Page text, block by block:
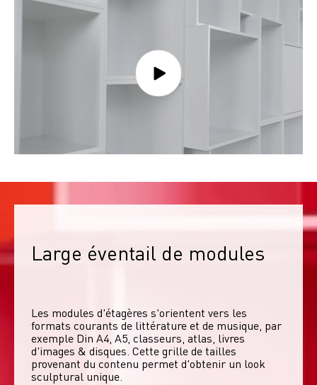
Large éventail de modules
Les modules d'étagères s'orientent vers les
formats courants de littérature et de musique, par
exemple Din A4, A5, classeurs, atlas, livres
d'images & disques. Cette grille de tailles
provenant du contenu permet d'obtenir un look
sculptural unique.